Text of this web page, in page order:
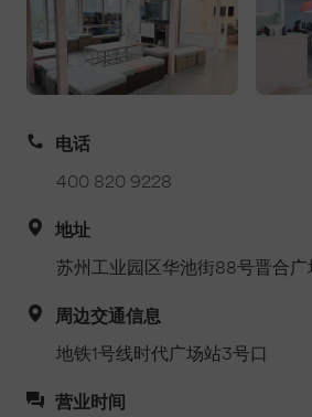
电话
400 820 9228
地址
苏州工业园区华池街88号晋合
周边交通信息
地铁1号线时代广场站3号口
营业时间